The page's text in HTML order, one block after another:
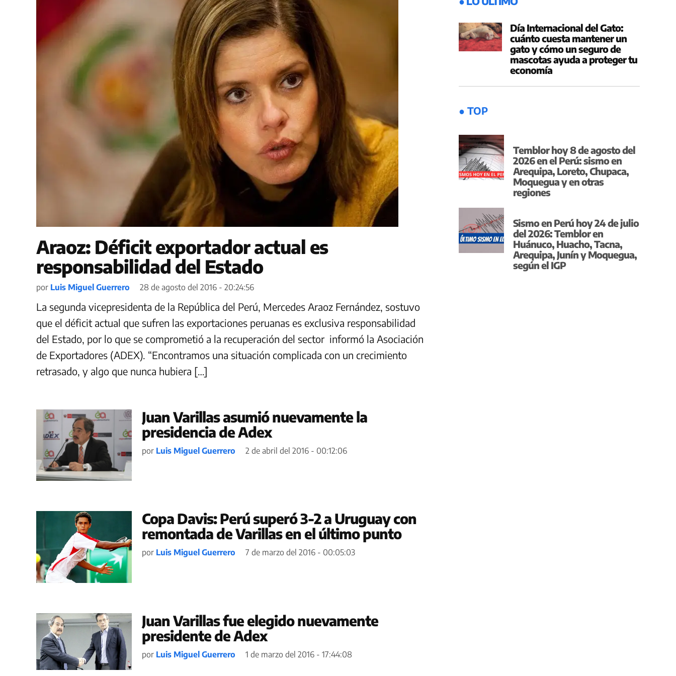
Araoz: Déficit exportador actual es
responsabilidad del Estado
por Luis Miguel Guerrero 28 de agosto del 2016 - 20:24:56
La segunda vicepresidenta de la República del Perú, Mercedes Araoz Fernández, sostuvo
que el déficit actual que sufren las exportaciones peruanas es exclusiva responsabilidad
del Estado, por lo que se comprometió a la recuperación del sector informó la Asociación
de Exportadores (ADEX). “Encontramos una situación complicada con un crecimiento
retrasado, y algo que nunca hubiera […]
Juan Varillas asumió nuevamente la
presidencia de Adex
por Luis Miguel Guerrero 2 de abril del 2016 - 00:12:06
Copa Davis: Perú superó 3-2 a Uruguay con
remontada de Varillas en el último punto
por Luis Miguel Guerrero 7 de marzo del 2016 - 00:05:03
Juan Varillas fue elegido nuevamente
presidente de Adex
por Luis Miguel Guerrero 1 de marzo del 2016 - 17:44:08
Día Internacional del Gato:
cuánto cuesta mantener un
gato y cómo un seguro de
mascotas ayuda a proteger tu
economía
● TOP
Temblor hoy 8 de agosto del
2026 en el Perú: sismo en
Arequipa, Loreto, Chupaca,
Moquegua y en otras
regiones
Sismo en Perú hoy 24 de julio
del 2026: Temblor en
Huánuco, Huacho, Tacna,
Arequipa, Junín y Moquegua,
según el IGP